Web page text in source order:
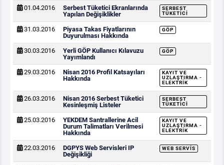
01.04.2016
Serbest Tüketici Ekranlarında
Yapılan Değişiklikler
SERBEST
TÜKETICI
31.03.2016
Piyasa Takas Fiyatlarının
Duyurulması Hakkında
GÖP
30.03.2016
Yerli GÖP Kullanıcı Kılavuzu
Yayımlandı
GÖP
29.03.2016
Nisan 2016 Profil Katsayıları
Hakkında
KAYIT VE
UZLAŞTIRMA -
ELEKTRIK
26.03.2016
Nisan 2016 Serbest Tüketici
Kesinleşmiş Listeler
SERBEST
TÜKETICI
25.03.2016
YEKDEM Santrallerine Acil
Durum Talimatları Verilmesi
Hakkında
KAYIT VE
UZLAŞTIRMA -
ELEKTRIK
22.03.2016
DGPYS Web Servisleri IP
Değişikliği
WEB SERVIS